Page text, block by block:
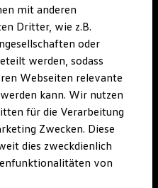
mit anderen
Dritter, wie z.B.
oder
werden, sodass
Webseiten relevante
kann. Wir nutzen
für die Verarbeitung
Zwecken. Diese
dies zweckdienlich
von